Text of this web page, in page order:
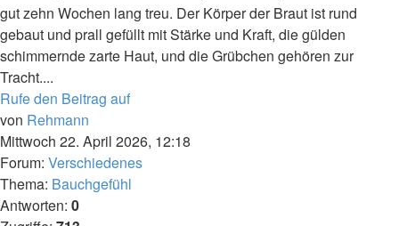
gut zehn Wochen lang treu. Der Körper der Braut ist rund
gebaut und prall gefüllt mit Stärke und Kraft, die gülden
schimmernde zarte Haut, und die Grübchen gehören zur
Tracht....
Rufe den Beitrag auf
von Rehmann
Mittwoch 22. April 2026, 12:18
Forum: Verschiedenes
Thema: Bauchgefühl
Antworten: 0